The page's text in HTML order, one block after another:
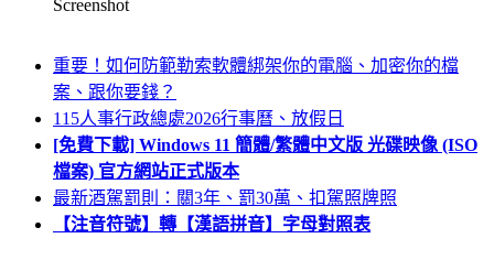
Screenshot
重要！如何防範勒索軟體綁架你的電腦、加密你的檔
案、跟你要錢？
115人事行政總處2026行事曆、放假日
[免費下載] Windows 11 簡體/繁體中文版 光碟映像 (ISO
檔案) 官方網站正式版本
最新酒駕罰則：關3年、罰30萬、扣駕照牌照
【注音符號】轉【漢語拼音】字母對照表